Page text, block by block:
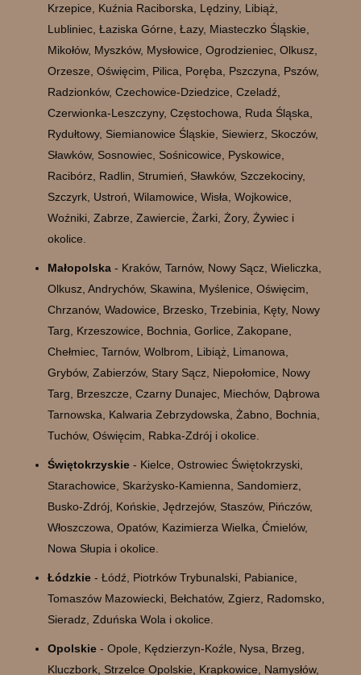
Krzepice, Kuźnia Raciborska, Lędziny, Libiąż,
Lubliniec, Łaziska Górne, Łazy, Miasteczko Śląskie,
Mikołów, Myszków, Mysłowice, Ogrodzieniec, Olkusz,
Orzesze, Oświęcim, Pilica, Poręba, Pszczyna, Pszów,
Radzionków, Czechowice-Dziedzice, Czeladź,
Czerwionka-Leszczyny, Częstochowa, Ruda Śląska,
Rydułtowy, Siemianowice Śląskie, Siewierz, Skoczów,
Sławków, Sosnowiec, Sośnicowice, Pyskowice,
Racibórz, Radlin, Strumień, Sławków, Szczekociny,
Szczyrk, Ustroń, Wilamowice, Wisła, Wojkowice,
Woźniki, Zabrze, Zawiercie, Żarki, Żory, Żywiec i
okolice.
Małopolska- Kraków, Tarnów, Nowy Sącz, Wieliczka,
Olkusz, Andrychów, Skawina, Myślenice, Oświęcim,
Chrzanów, Wadowice, Brzesko, Trzebinia, Kęty, Nowy
Targ, Krzeszowice, Bochnia, Gorlice, Zakopane,
Chełmiec, Tarnów, Wolbrom, Libiąż, Limanowa,
Grybów, Zabierzów, Stary Sącz, Niepołomice, Nowy
Targ, Brzeszcze, Czarny Dunajec, Miechów, Dąbrowa
Tarnowska, Kalwaria Zebrzydowska, Żabno, Bochnia,
Tuchów, Oświęcim, Rabka-Zdrój i okolice.
Świętokrzyskie- Kielce, Ostrowiec Świętokrzyski,
Starachowice, Skarżysko-Kamienna, Sandomierz,
Busko-Zdrój, Końskie, Jędrzejów, Staszów, Pińczów,
Włoszczowa, Opatów, Kazimierza Wielka, Ćmielów,
Nowa Słupia i okolice.
Łódzkie- Łódź, Piotrków Trybunalski, Pabianice,
Tomaszów Mazowiecki, Bełchatów, Zgierz, Radomsko,
Sieradz, Zduńska Wola i okolice.
Opolskie- Opole, Kędzierzyn-Koźle, Nysa, Brzeg,
Kluczbork, Strzelce Opolskie, Krapkowice, Namysłów,